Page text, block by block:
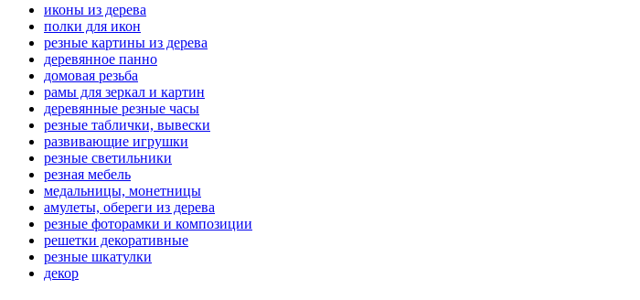
иконы из дерева
полки для икон
резные картины из дерева
деревянное панно
домовая резьба
рамы для зеркал и картин
деревянные резные часы
резные таблички, вывески
развивающие игрушки
резные светильники
резная мебель
медальницы, монетницы
амулеты, обереги из дерева
резные фоторамки и композиции
решетки декоративные
резные шкатулки
декор